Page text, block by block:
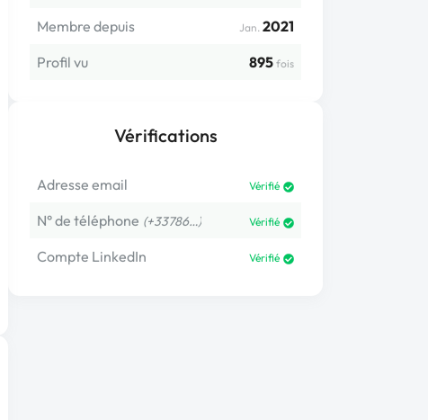
Membre depuis Jan. 2021
Profil vu
895 fois
Vérifications
Adresse email Vérifié
N° de téléphone (+33786…) Vérifié
Compte LinkedIn Vérifié